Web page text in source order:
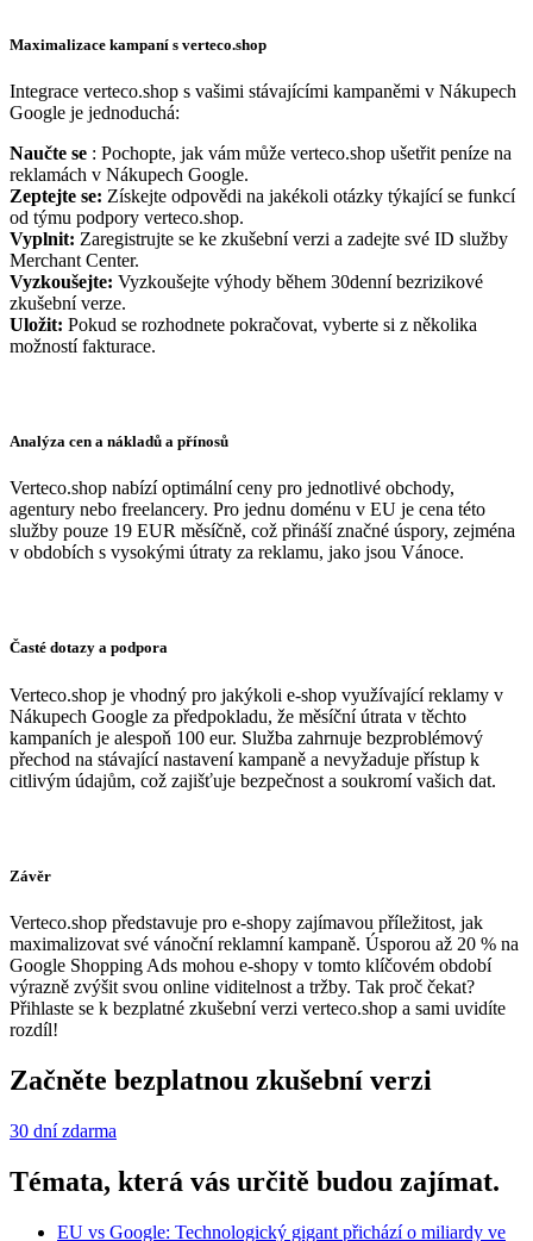
Maximalizace kampaní s verteco.shop
Integrace verteco.shop s vašimi stávajícími kampaněmi v Nákupech
Google je jednoduchá:
Naučte se : Pochopte, jak vám může verteco.shop ušetřit peníze na
reklamách v Nákupech Google.
Zeptejte se: Získejte odpovědi na jakékoli otázky týkající se funkcí
od týmu podpory verteco.shop.
Vyplnit: Zaregistrujte se ke zkušební verzi a zadejte své ID služby
Merchant Center.
Vyzkoušejte: Vyzkoušejte výhody během 30denní bezrizikové
zkušební verze.
Uložit: Pokud se rozhodnete pokračovat, vyberte si z několika
možností fakturace.
Analýza cen a nákladů a přínosů
Verteco.shop nabízí optimální ceny pro jednotlivé obchody,
agentury nebo freelancery. Pro jednu doménu v EU je cena této
služby pouze 19 EUR měsíčně, což přináší značné úspory, zejména
v obdobích s vysokými útraty za reklamu, jako jsou Vánoce.
Časté dotazy a podpora
Verteco.shop je vhodný pro jakýkoli e-shop využívající reklamy v
Nákupech Google za předpokladu, že měsíční útrata v těchto
kampaních je alespoň 100 eur. Služba zahrnuje bezproblémový
přechod na stávající nastavení kampaně a nevyžaduje přístup k
citlivým údajům, což zajišťuje bezpečnost a soukromí vašich dat.
Závěr
Verteco.shop představuje pro e-shopy zajímavou příležitost, jak
maximalizovat své vánoční reklamní kampaně. Úsporou až 20 % na
Google Shopping Ads mohou e-shopy v tomto klíčovém období
výrazně zvýšit svou online viditelnost a tržby. Tak proč čekat?
Přihlaste se k bezplatné zkušební verzi verteco.shop a sami uvidíte
rozdíl!
Začněte bezplatnou zkušební verzi
30 dní zdarma
Témata, která vás určitě budou zajímat.
EU vs Google: Technologický gigant přichází o miliardy ve